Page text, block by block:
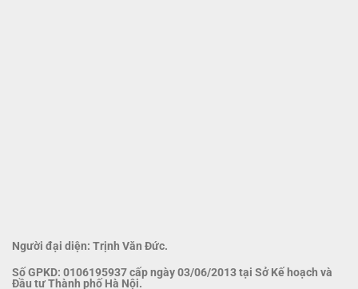
Người đại diện: Trịnh Văn Đức.
Số GPKD: 0106195937 cấp ngày 03/06/2013 tại Sở Kế hoạch và
Đầu tư Thành phố Hà Nội.